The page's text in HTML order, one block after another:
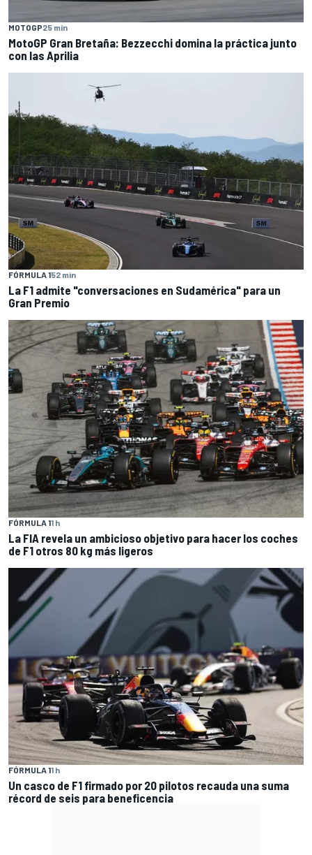
MOTOGP25 min
MotoGP Gran Bretaña: Bezzecchi domina la práctica junto
con las Aprilia
FÓRMULA 152 min
La F1 admite "conversaciones en Sudamérica" para un
Gran Premio
FÓRMULA 11 h
La FIA revela un ambicioso objetivo para hacer los coches
de F1 otros 80 kg más ligeros
FÓRMULA 11 h
Un casco de F1 firmado por 20 pilotos recauda una suma
récord de seis para beneficencia